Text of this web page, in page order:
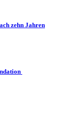
zehn Jahren